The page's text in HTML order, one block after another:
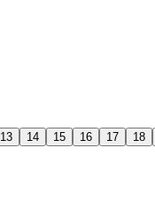
13 14 15 16 17 18